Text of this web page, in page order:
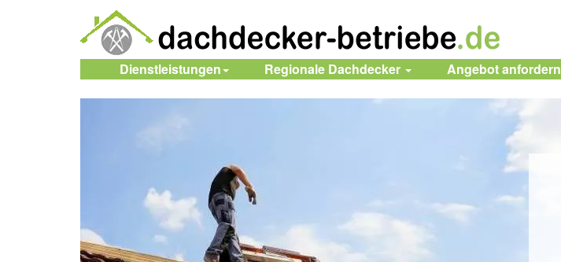
Dienstleistungen Regionale Dachdecker Angebot anfordern